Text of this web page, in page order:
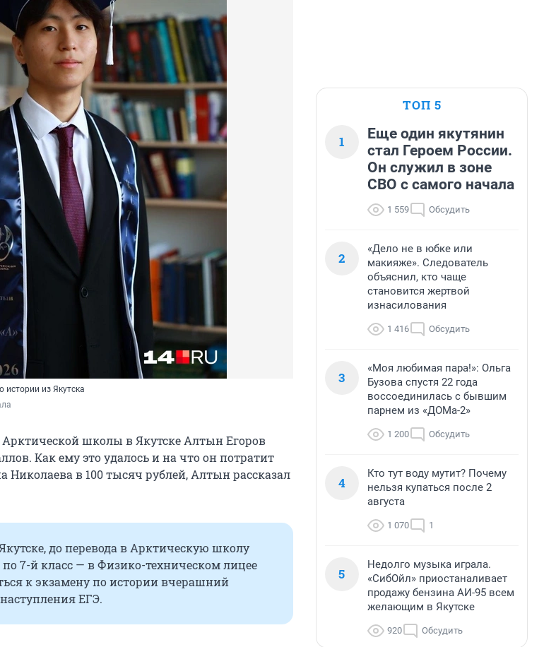
из Якутска
школы в Якутске Алтын Егоров
Как ему это удалось и на что он потратит
Николаева в 100 тысяч рублей, Алтын рассказал
до перевода в Арктическую школу
7-й класс — в Физико-техническом лицее
к экзамену по истории вчерашний
ЕГЭ.
ТОП 5
1
Еще один якутянин
стал Героем России.
Он служил в зоне
СВО с самого начала
1 559 Обсудить
2
«Дело не в юбке или
макияже». Следователь
объяснил, кто чаще
становится жертвой
изнасилования
1 416 Обсудить
3
«Моя любимая пара!»: Ольга
Бузова спустя 22 года
воссоединилась с бывшим
парнем из «ДОМа-2»
1 200 Обсудить
4
Кто тут воду мутит? Почему
нельзя купаться после 2
августа
1 070 1
5
Недолго музыка играла.
«СибОйл» приостаналивает
продажу бензина АИ-95 всем
желающим в Якутске
920 Обсудить